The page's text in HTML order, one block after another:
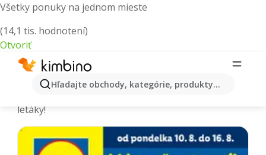
Všetky ponuky na jednom mieste
(14,1 tis. hodnotení)
Otvoriť
Hľadajte obchody, kategórie, produkty...
Komárno - Aktuálne letáky a katalógy
letáky!